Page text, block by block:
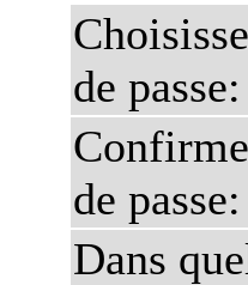
de passe:
de passe:
Dans